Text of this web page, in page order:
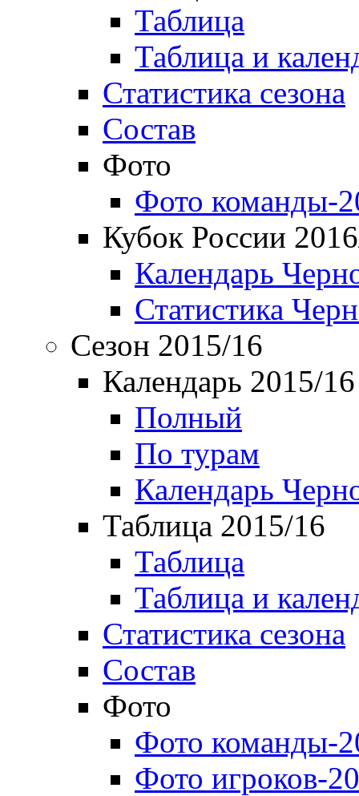
Таблица
Таблица и
Статистика сезона
Состав
Фото
Фото команды-
Кубок России
Календарь
Статистика
Сезон 2015/16
Календарь 2015/16
Полный
По турам
Календарь
Таблица 2015/16
Таблица
Таблица и
Статистика сезона
Состав
Фото
Фото команды-
Фото игроков-